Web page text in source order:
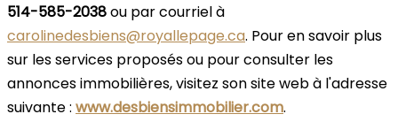
514-585-2038ou par courriel à
carolinedesbiens@royallepage.ca. Pour en savoir plus
sur les services proposés ou pour consulter les
annonces immobilières, visitez son site web à l'adresse
suivante : www.desbiensimmobilier.com.